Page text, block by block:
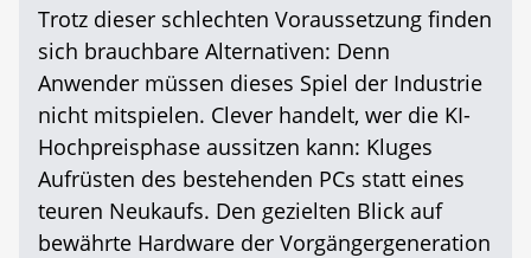
Trotz dieser schlechten Voraussetzung finden
sich brauchbare Alternativen: Denn
Anwender müssen dieses Spiel der Industrie
nicht mitspielen. Clever handelt, wer die KI-
Hochpreisphase aussitzen kann: Kluges
Aufrüsten des bestehenden PCs statt eines
teuren Neukaufs. Den gezielten Blick auf
bewährte Hardware der Vorgängergeneration